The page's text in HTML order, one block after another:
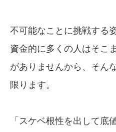
不可能なことに挑戦する
資金的に多くの人はそこ
がありませんから、そん
限ります。
「スケベ根性を出して